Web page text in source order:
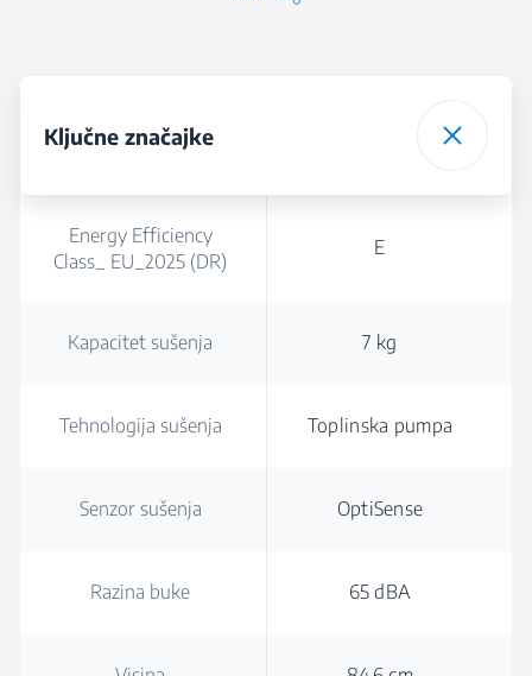
Ključne značajke
Energy Efficiency
Class_ EU_2025 (DR)
E
Kapacitet sušenja 7 kg
Tehnologija sušenja Toplinska pumpa
Senzor sušenja OptiSense
Razina buke 65 dBA